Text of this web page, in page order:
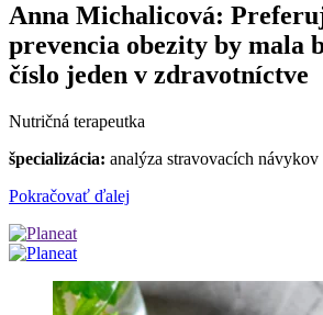
Anna Michalicová:
prevencia obezity by
číslo jeden v zdravotníctve
Nutričná terapeutka
špecializácia: analýza stravovacích návykov
Pokračovať ďalej